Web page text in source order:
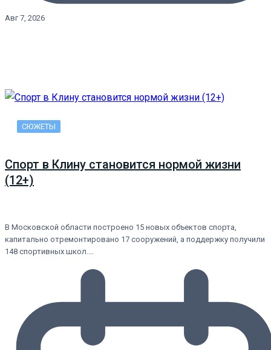
Авг 7, 2026
СЮЖЕТЫ
Спорт в Клину становится нормой жизни
(12+)
В Московской области построено 15 новых объектов спорта,
капитально отремонтировано 17 сооружений, а поддержку получили
148 спортивных школ.…